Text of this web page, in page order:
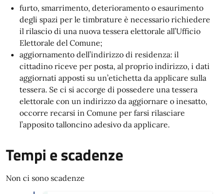
furto, smarrimento, deterioramento o esaurimento
degli spazi per le timbrature è necessario richiedere
il rilascio di una nuova tessera elettorale all’Ufficio
Elettorale del Comune;
aggiornamento dell’indirizzo di residenza: il
cittadino riceve per posta, al proprio indirizzo, i dati
aggiornati apposti su un’etichetta da applicare sulla
tessera. Se ci si accorge di possedere una tessera
elettorale con un indirizzo da aggiornare o inesatto,
occorre recarsi in Comune per farsi rilasciare
l’apposito talloncino adesivo da applicare.
Tempi e scadenze
Non ci sono scadenze